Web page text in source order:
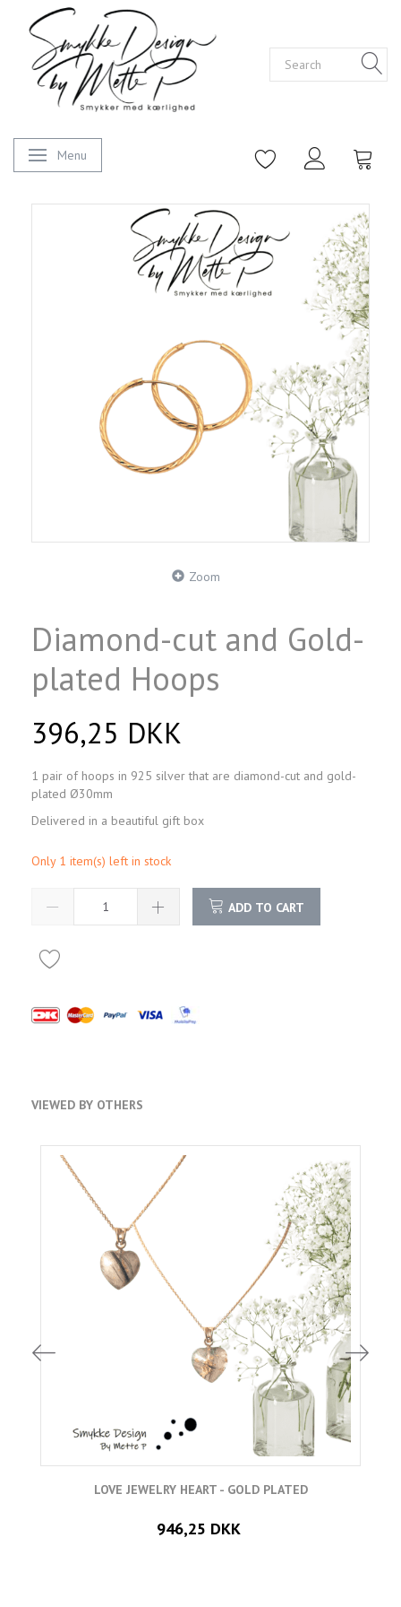
Toggle navigation
Menu
Zoom
Diamond-cut and Gold-
plated Hoops
396,25 DKK
1 pair of hoops in 925 silver that are diamond-cut and gold-
plated Ø30mm
Delivered in a beautiful gift box
Only 1 item(s) left in stock
ADD TO CART
VIEWED BY OTHERS
LOVE JEWELRY HEART - GOLD PLATED
946,25 DKK